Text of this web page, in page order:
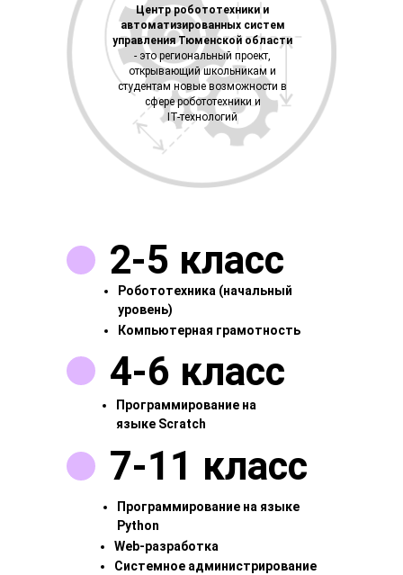
Записаться
Центр робототехники и
автоматизированных систем
управления Тюменской области
- это региональный проект,
открывающий школьникам и
студентам новые возможности в
сфере робототехники и
IT-технологий
7-11 класс
2-5 класс
Робототехника (начальный
уровень)
Компьютерная грамотность
4-6 класс
Программирование на
языке Scratch
Программирование на языке
Python
Web-разработка
Системное администрирование